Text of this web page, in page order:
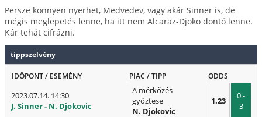
Persze könnyen nyerhet, Medvedev, vagy akár Sinner is, de
mégis meglepetés lenne, ha itt nem Alcaraz-Djoko döntő lenne.
Kár tehát cifrázni.
tippszelvény
IDŐPONT / ESEMÉNY PIAC / TIPP ODDS
2023.07.14. 14:30
J. Sinner - N. Djokovic
A mérkőzés
győztese
N. Djokovic
1.23
0 -
3